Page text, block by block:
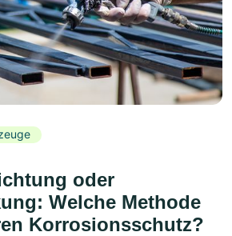
oder
Welche Methode
Korrosionsschutz?